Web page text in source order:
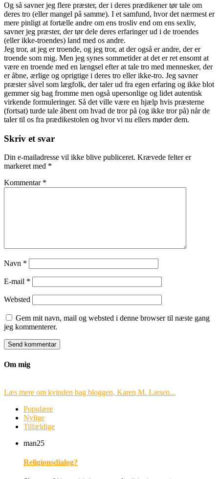
Og så savner jeg flere præster, der i deres prædikener tør tale om
deres tro (eller mangel på samme). I et samfund, hvor det nærmest er
mere pinligt at fortælle andre om ens trosliv end om ens sexliv,
savner jeg præster, der tør dele deres erfaringer ud i de troendes
(eller ikke-troendes) land med os andre.
Jeg tror, at jeg er troende, og jeg tror, at der også er andre, der er
troende som mig. Men jeg synes sommetider at det er ret ensomt at
være en troende med en længsel efter at tale tro med mennesker, der
er åbne, ærlige og oprigtige i deres tro eller ikke-tro. Jeg savner
præster såvel som lægfolk, der taler ud fra egen erfaring og ikke blot
gemmer sig bag fromme men også upersonlige og lidet autentisk
virkende formuleringer. Så det ville være en hjælp hvis præsterne
(fortsat) turde tale åbent om hvad de tror på (og ikke tror på) når de
taler til os fra prædikestolen og hvor vi nu ellers møder dem.
Skriv et svar
Din e-mailadresse vil ikke blive publiceret. Krævede felter er
markeret med *
Kommentar *
Navn *
E-mail *
Websted
Gem mit navn, mail og websted i denne browser til næste gang
jeg kommenterer.
Om mig
Læs mere om kvinden bag bloggen, Karen M. Larsen...
Populære
Nylige
Tilfældige
man25
Religionsdialog?